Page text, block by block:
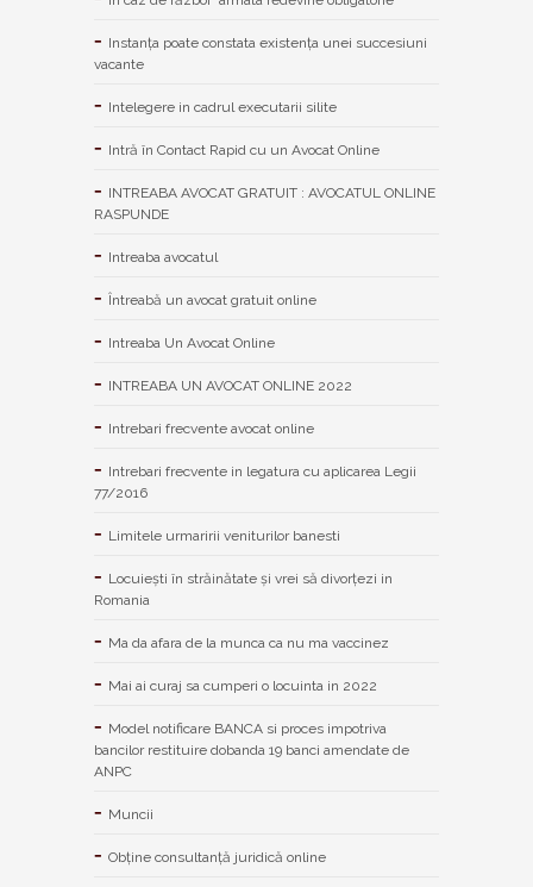
Instanța poate constata existenţa unei succesiuni
vacante
Intelegere in cadrul executarii silite
Intră în Contact Rapid cu un Avocat Online
INTREABA AVOCAT GRATUIT : AVOCATUL ONLINE
RASPUNDE
Intreaba avocatul
Întreabă un avocat gratuit online
Intreaba Un Avocat Online
INTREABA UN AVOCAT ONLINE 2022
Intrebari frecvente avocat online
Intrebari frecvente in legatura cu aplicarea Legii
77/2016
Limitele urmaririi veniturilor banesti
Locuiești în străinătate și vrei să divorțezi in
Romania
Ma da afara de la munca ca nu ma vaccinez
Mai ai curaj sa cumperi o locuinta in 2022
Model notificare BANCA si proces impotriva
bancilor restituire dobanda 19 banci amendate de
ANPC
Muncii
Obține consultanță juridică online